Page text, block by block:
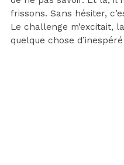
frissons. Sans hésiter,
Le challenge m’excitait,
quelque chose